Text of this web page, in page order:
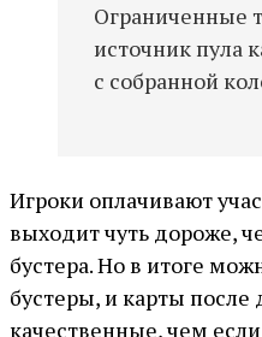
Ограниченные
источник пула
с собранной
Игроки оплачивают
выходит чуть дороже,
бустера. Но в итоге
бустеры, и карты после
качественные, чем